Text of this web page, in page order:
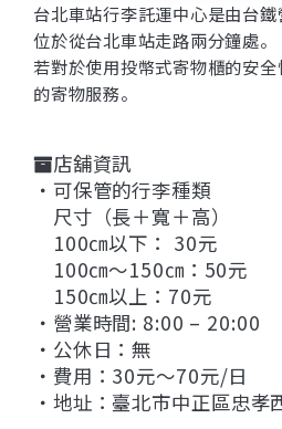
台北車站行李託運中心是由台鐵
位於從台北車站走路兩分鐘處。
若對於使用投幣式寄物櫃的安
的寄物服務。
店舖資訊
・可保管的行李種類
尺寸（長＋寬＋高）
100㎝以下： 30元
100㎝〜150㎝：50元
150㎝以上：70元
・營業時間: 8:00 – 20:00
・公休日：無
・費用：30元〜70元/日
・地址：臺北市中正區忠孝